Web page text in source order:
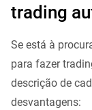
trading
Se está à
para fazer
descrição de
desvantagens: